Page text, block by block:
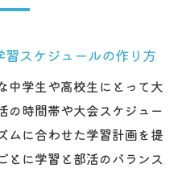
スケジュールの作り方
中学生や高校生にとって大
の時間帯や大会スケジュー
ムに合わせた学習計画を提
とに学習と部活のバランス